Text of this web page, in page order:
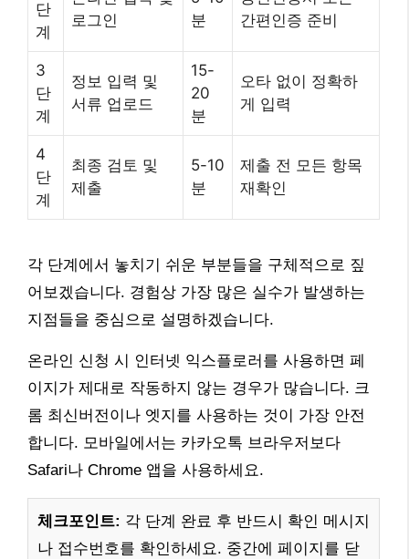
단
계
로그인
분
간편인증 준비
3
단
계
정보 입력 및
서류 업로드
15-
20
분
오타 없이 정확하
게 입력
4
단
계
최종 검토 및
제출
5-10
분
제출 전 모든 항목
재확인
각 단계에서 놓치기 쉬운 부분들을 구체적으로 짚
어보겠습니다. 경험상 가장 많은 실수가 발생하는
지점들을 중심으로 설명하겠습니다.
온라인 신청 시 인터넷 익스플로러를 사용하면 페
이지가 제대로 작동하지 않는 경우가 많습니다. 크
롬 최신버전이나 엣지를 사용하는 것이 가장 안전
합니다. 모바일에서는 카카오톡 브라우저보다
Safari나 Chrome 앱을 사용하세요.
체크포인트: 각 단계 완료 후 반드시 확인 메시지
나 접수번호를 확인하세요. 중간에 페이지를 닫